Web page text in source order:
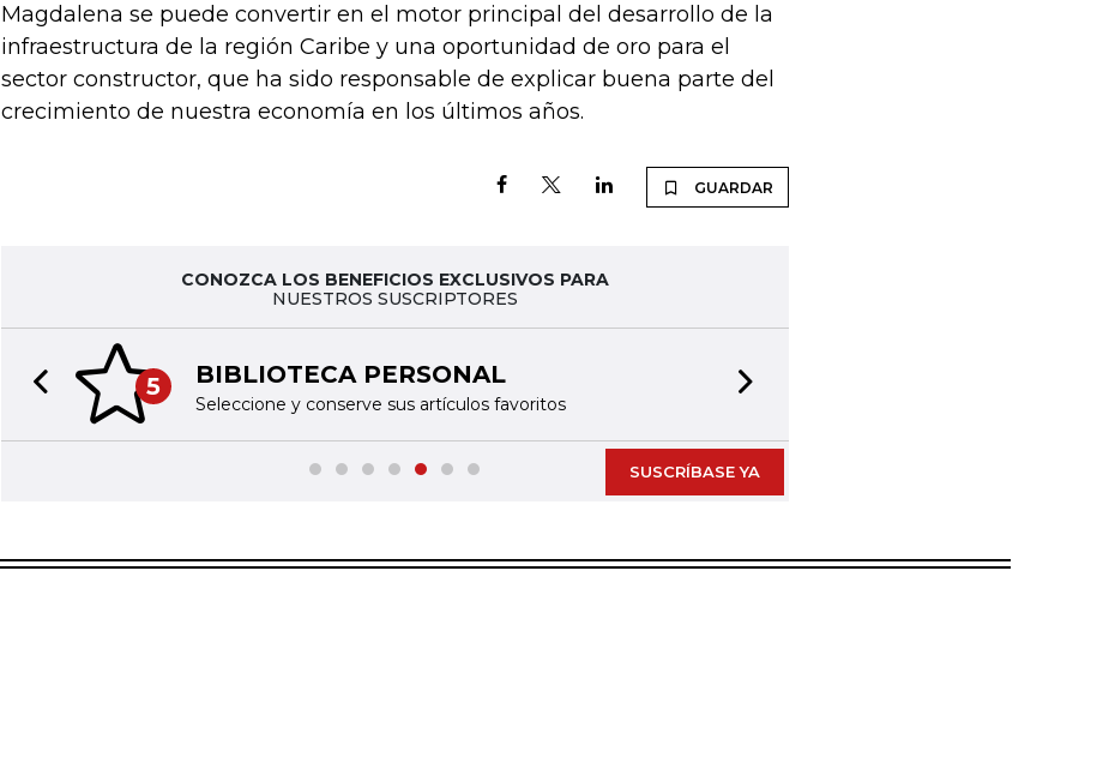
Magdalena se puede convertir en el motor principal del desarrollo de la
infraestructura de la región Caribe y una oportunidad de oro para el
sector constructor, que ha sido responsable de explicar buena parte del
crecimiento de nuestra economía en los últimos años.
GUARDAR
CONOZCA LOS BENEFICIOS EXCLUSIVOS PARA
NUESTROS SUSCRIPTORES
5 BIBLIOTECA PERSONAL
Seleccione y conserve sus artículos favoritos
Previous slide
SUSCRÍBASE YA